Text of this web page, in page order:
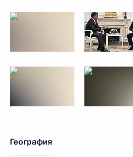
География